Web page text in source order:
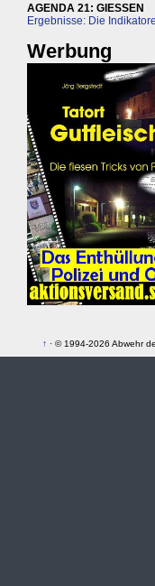
AGENDA 21: GIESSEN
Ergebnisse: Die
Werbung
↑ · © 1994-2026 Abwehr